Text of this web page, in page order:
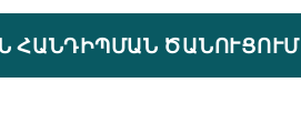
ՀԱՆԴԻՊՄԱՆ ԾԱՆՈՒՑՈՒՄ